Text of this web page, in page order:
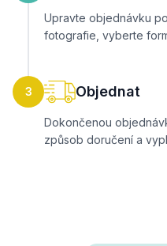
Upravte objednávku
fotografie, vyberte
3 Objednat
Dokončenou
způsob doručení a